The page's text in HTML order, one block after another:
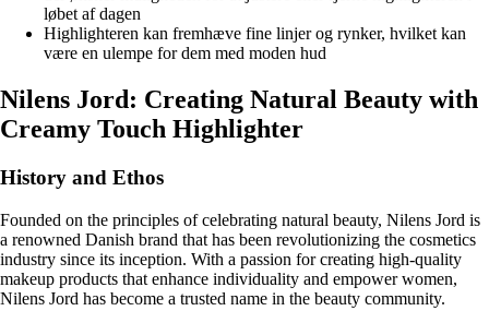
løbet af dagen
Highlighteren kan fremhæve fine linjer og rynker, hvilket kan
være en ulempe for dem med moden hud
Nilens Jord: Creating Natural Beauty with
Creamy Touch Highlighter
History and Ethos
Founded on the principles of celebrating natural beauty, Nilens Jord is
a renowned Danish brand that has been revolutionizing the cosmetics
industry since its inception. With a passion for creating high-quality
makeup products that enhance individuality and empower women,
Nilens Jord has become a trusted name in the beauty community.